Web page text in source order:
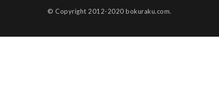
© Copyright 2012-2020 bokuraku.com.